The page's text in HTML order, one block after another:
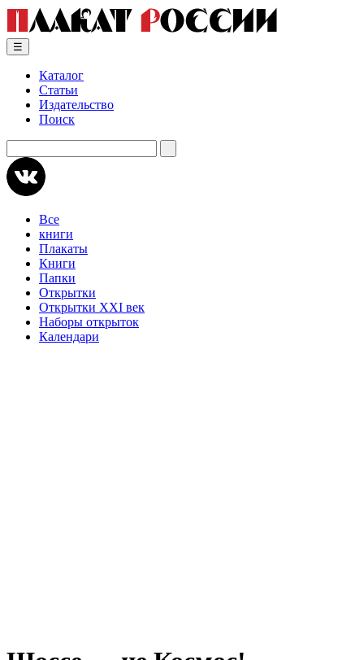
Skip
content
☰
Каталог
Статьи
Издательство
Поиск
Все
книги
Плакаты
Книги
Папки
Открытки
Открытки XXI век
Наборы открыток
Календари